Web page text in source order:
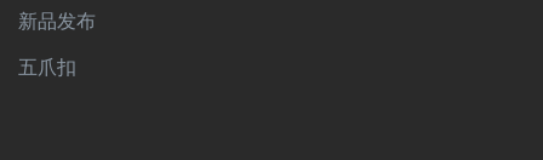
新品发布
五爪扣